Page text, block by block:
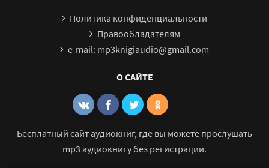
Политика конфиденциальности
Правообладателям
e-mail: mp3knigiaudio@gmail.com
О САЙТЕ
Бесплатный сайт аудиокниг, где вы можете прослушать
mp3 аудиокнигу без регистрации.